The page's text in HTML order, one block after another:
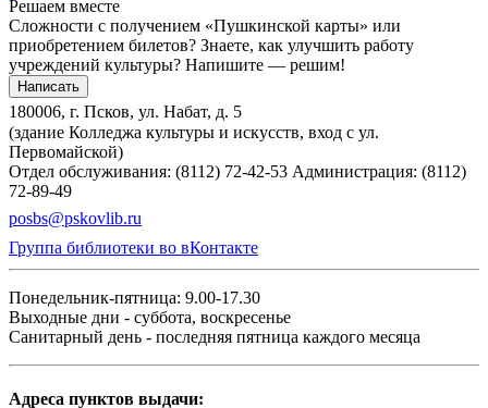
Решаем вместе
Сложности с получением «Пушкинской карты» или
приобретением билетов? Знаете, как улучшить работу
учреждений культуры? Напишите — решим!
Написать
180006, г. Псков, ул. Набат, д. 5
(здание Колледжа культуры и искусств, вход с ул.
Первомайской)
Отдел обслуживания: (8112) 72-42-53 Администрация: (8112)
72-89-49
posbs@pskovlib.ru
Группа библиотеки во вКонтакте
Понедельник-пятница: 9.00-17.30
Выходные дни - суббота, воскресенье
Санитарный день - последняя пятница каждого месяца
Адреса пунктов выдачи: